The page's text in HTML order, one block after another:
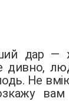
дар —
дивно,
Не
вам